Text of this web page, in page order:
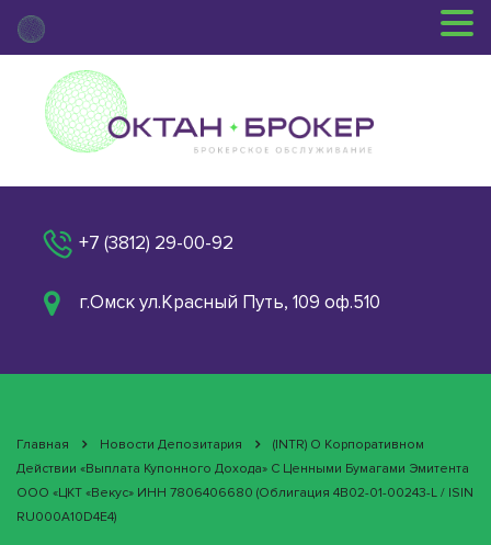
+7 (3812) 29-00-92
г.Омск ул.Красный Путь, 109 оф.510
Главная Новости Депозитария
(INTR) О Корпоративном
Действии «Выплата Купонного Дохода» С Ценными Бумагами Эмитента
ООО «ЦКТ «Векус» ИНН 7806406680 (облигация 4B02-01-00243-L / ISIN
RU000A10D4E4)